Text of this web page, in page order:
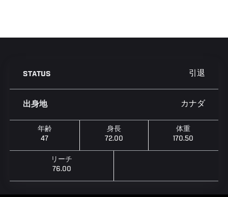
STATUS 引退
出身地 カナダ
年齢
47
身長
72.00
体重
170.50
リーチ
76.00